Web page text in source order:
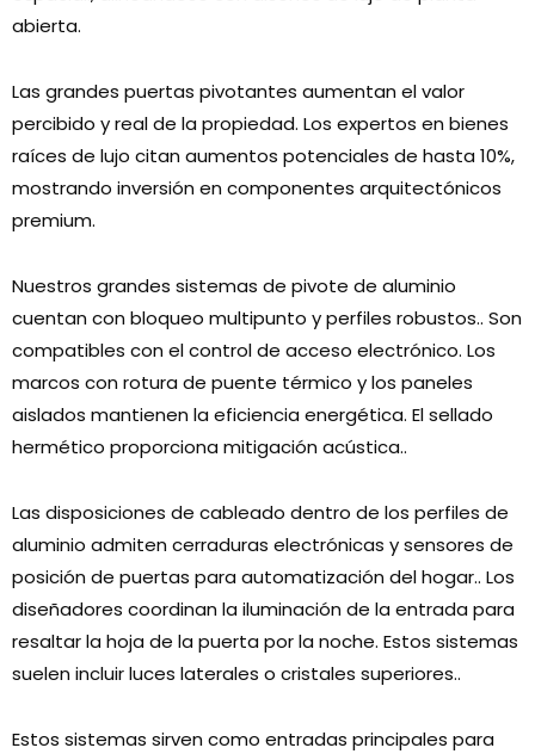
abierta.
Las grandes puertas pivotantes aumentan el valor
percibido y real de la propiedad. Los expertos en bienes
raíces de lujo citan aumentos potenciales de hasta 10%,
mostrando inversión en componentes arquitectónicos
premium.
Nuestros grandes sistemas de pivote de aluminio
cuentan con bloqueo multipunto y perfiles robustos.. Son
compatibles con el control de acceso electrónico. Los
marcos con rotura de puente térmico y los paneles
aislados mantienen la eficiencia energética. El sellado
hermético proporciona mitigación acústica..
Las disposiciones de cableado dentro de los perfiles de
aluminio admiten cerraduras electrónicas y sensores de
posición de puertas para automatización del hogar.. Los
diseñadores coordinan la iluminación de la entrada para
resaltar la hoja de la puerta por la noche. Estos sistemas
suelen incluir luces laterales o cristales superiores..
Estos sistemas sirven como entradas principales para